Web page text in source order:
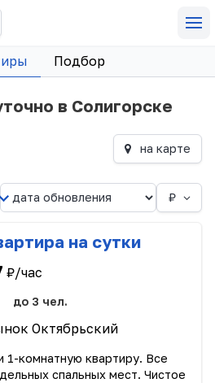
Подбор
в Солигорске
на карте
₽
на сутки
₽/час
до 3 чел.
Октябрьский
1-комнатную квартиру. Все
спальных мест. Чистое